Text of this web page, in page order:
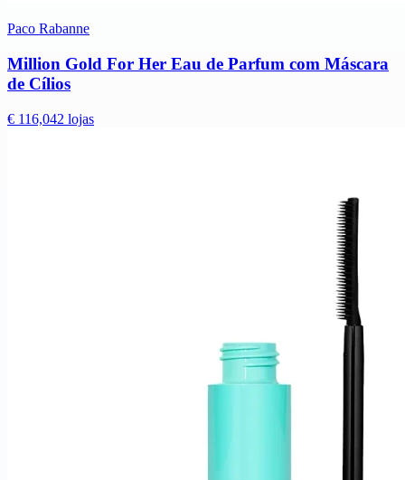
Paco Rabanne
Million Gold For Her Eau de Parfum com Máscara
de Cílios
€ 116,042 lojas